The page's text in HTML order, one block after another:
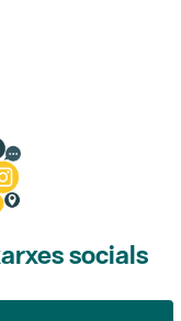
socials